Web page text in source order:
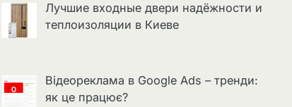
Лучшие входные двери надёжности и
теплоизоляции в Киеве
Відеореклама в Google Ads – тренди:
як це працює?